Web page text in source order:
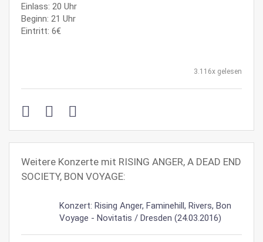
Einlass: 20 Uhr
Beginn: 21 Uhr
Eintritt: 6€
3.116x gelesen
Weitere Konzerte mit RISING ANGER, A DEAD END
SOCIETY, BON VOYAGE:
Konzert: Rising Anger, Faminehill, Rivers, Bon
Voyage - Novitatis / Dresden (24.03.2016)